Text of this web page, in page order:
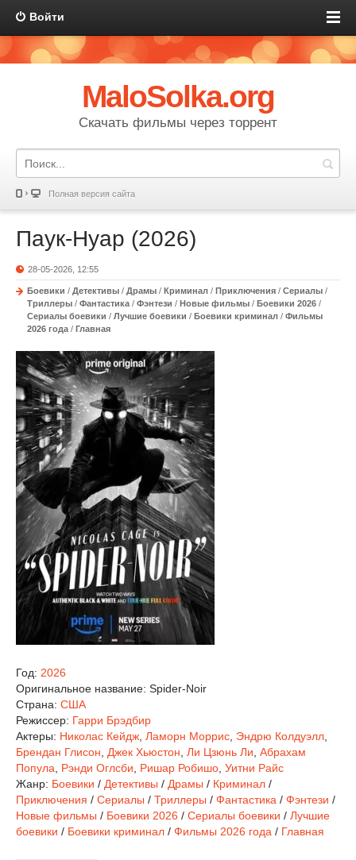
Войти
MaloSolka.org
Скачать фильмы через торрент
Полная версия сайта
Паук-Нуар (2026)
28-05-2026, 12:55
Боевики / Детективы / Драмы / Криминал / Приключения / Сериалы /
Триллеры / Фантастика / Фэнтези / Новые фильмы / Боевики 2026 /
Сериалы боевики / Лучшие боевики / Боевики криминал / Фильмы
2026 года / Главная
Год: 2026
Оригинальное название: Spider-Noir
Страна: США
Режиссер: Гарри Брэдбир
Актеры: Николас Кейдж Ламорн Моррис Эндрю Колдуэлл
Брендан Глисон
Джек Хьюстон Ли Цзюнь Ли Абрахам
Попула
Рэнди Оглсби Ришар Робишо Уитни Райс
Жанр: Боевики / Детективы / Драмы / Криминал /
Приключения / Сериалы / Триллеры / Фантастика / Фэнтези /
Новые фильмы / Боевики 2026 / Сериалы боевики / Лучшие
боевики / Боевики криминал / Фильмы 2026 года / Главная